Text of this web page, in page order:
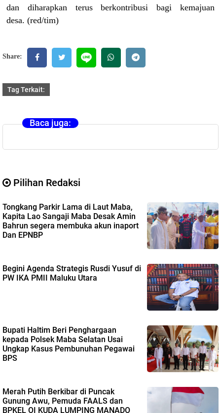
dan diharapkan terus berkontribusi bagi kemajuan
desa. (red/tim)
Share:
Tag Terkait:
Baca juga:
Pilihan Redaksi
Tongkang Parkir Lama di Laut Maba,
Kapita Lao Sangaji Maba Desak Amin
Bahrun segera membuka akun inaport
Dan EPNBP
Begini Agenda Strategis Rusdi Yusuf di
PW IKA PMII Maluku Utara
Bupati Haltim Beri Penghargaan
kepada Polsek Maba Selatan Usai
Ungkap Kasus Pembunuhan Pegawai
BPS
Merah Putih Berkibar di Puncak
Gunung Awu, Pemuda FAALS dan
BPKEL OI KUDA LUMPING MANADO